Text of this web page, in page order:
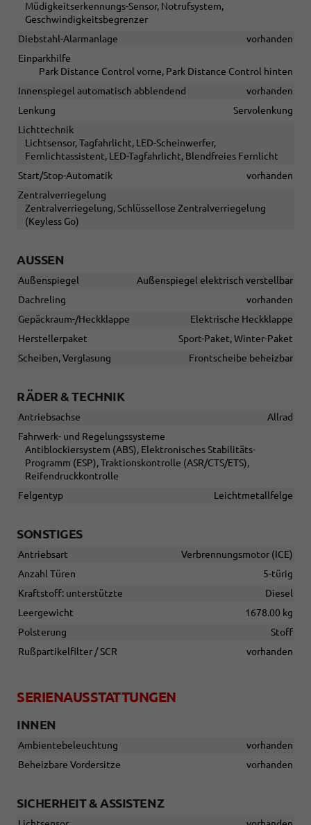
Müdigkeitserkennungs-Sensor, Notrufsystem,
Geschwindigkeitsbegrenzer
Diebstahl-Alarmanlage
vorhanden
Einparkhilfe
Park Distance Control vorne, Park Distance Control hinten
Innenspiegel automatisch abblendend
vorhanden
Lenkung
Servolenkung
Lichttechnik
Lichtsensor, Tagfahrlicht, LED-Scheinwerfer,
Fernlichtassistent, LED-Tagfahrlicht, Blendfreies Fernlicht
Start/Stop-Automatik
vorhanden
Zentralverriegelung
Zentralverriegelung, Schlüssellose Zentralverriegelung
(Keyless Go)
AUSSEN
Außenspiegel
Außenspiegel elektrisch verstellbar
Dachreling
vorhanden
Gepäckraum-/Heckklappe
Elektrische Heckklappe
Herstellerpaket
Sport-Paket, Winter-Paket
Scheiben, Verglasung
Frontscheibe beheizbar
RÄDER & TECHNIK
Antriebsachse
Allrad
Fahrwerk- und Regelungssysteme
Antiblockiersystem (ABS), Elektronisches Stabilitäts-
Programm (ESP), Traktionskontrolle (ASR/CTS/ETS),
Reifendruckkontrolle
Felgentyp
Leichtmetallfelge
SONSTIGES
Antriebsart
Verbrennungsmotor (ICE)
Anzahl Türen
5-türig
Kraftstoff: unterstützte
Diesel
Leergewicht
1678.00 kg
Polsterung
Stoff
Rußpartikelfilter / SCR
vorhanden
SERIENAUSSTATTUNGEN
INNEN
Ambientebeleuchtung
vorhanden
Beheizbare Vordersitze
vorhanden
SICHERHEIT & ASSISTENZ